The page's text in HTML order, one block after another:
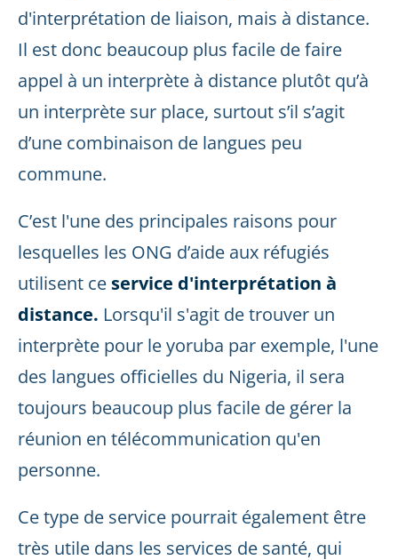
d'interprétation de liaison, mais à distance.
Il est donc beaucoup plus facile de faire
appel à un interprète à distance plutôt qu’à
un interprète sur place, surtout s’il s’agit
d’une combinaison de langues peu
commune.
C’est l'une des principales raisons pour
lesquelles les ONG d’aide aux réfugiés
utilisent ce service d'interprétation à
distance. Lorsqu'il s'agit de trouver un
interprète pour le yoruba par exemple, l'une
des langues officielles du Nigeria, il sera
toujours beaucoup plus facile de gérer la
réunion en télécommunication qu'en
personne.
Ce type de service pourrait également être
très utile dans les services de santé, qui